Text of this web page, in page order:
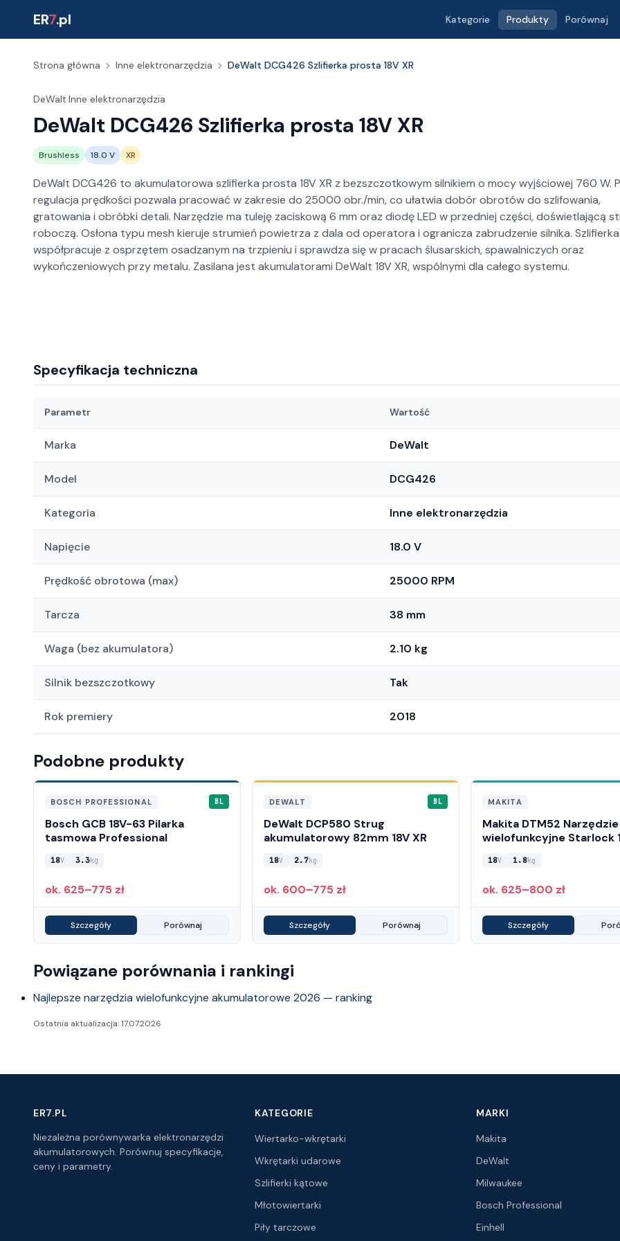
ER7.pl Kategorie Produkty Porównaj
Strona główna Inne elektronarzędzia DeWalt DCG426 Szlifierka prosta 18V XR
DeWalt·Inne elektronarzędzia
DeWalt DCG426 Szlifierka prosta 18V XR
Brushless 18.0 V XR
DeWalt DCG426 to akumulatorowa szlifierka prosta 18V XR z bezszczotkowym silnikiem o mocy wyjściowej 760 W.
regulacja prędkości pozwala pracować w zakresie do 25000 obr./min, co ułatwia dobór obrotów do szlifowania,
gratowania i obróbki detali. Narzędzie ma tuleję zaciskową 6 mm oraz diodę LED w przedniej części, doświetlającą
roboczą. Osłona typu mesh kieruje strumień powietrza z dala od operatora i ogranicza zabrudzenie silnika. Szlifierka
współpracuje z osprzętem osadzanym na trzpieniu i sprawdza się w pracach ślusarskich, spawalniczych oraz
wykończeniowych przy metalu. Zasilana jest akumulatorami DeWalt 18V XR, wspólnymi dla całego systemu.
Specyfikacja techniczna
Parametr Wartość
Marka DeWalt
Model DCG426
Kategoria Inne elektronarzędzia
Napięcie 18.0 V
Prędkość obrotowa (max) 25000 RPM
Tarcza 38 mm
Waga (bez akumulatora) 2.10 kg
Silnik bezszczotkowy Tak
Rok premiery 2018
Podobne produkty
BOSCH PROFESSIONAL BL
Bosch GCB 18V-63 Pilarka
tasmowa Professional
18V 3.3kg
ok. 625–775 zł
Szczegóły Porównaj
DEWALT BL
DeWalt DCP580 Strug
akumulatorowy 82mm 18V XR
18V 2.7kg
ok. 600–775 zł
Szczegóły Porównaj
MAKITA
Makita DTM52 Narzędzie
wielofunkcyjne Starlock
18V 1.8kg
ok. 625–800 zł
Szczegóły
Powiązane porównania i rankingi
Najlepsze narzędzia wielofunkcyjne akumulatorowe 2026 — ranking
Ostatnia aktualizacja: 17.07.2026
ER7.PL
Niezależna porównywarka elektronarzędzi
akumulatorowych. Porównuj specyfikacje,
ceny i parametry.
KATEGORIE
Wiertarko-wkrętarki
Wkrętarki udarowe
Szlifierki kątowe
Młotowiertarki
Piły tarczowe
MARKI
Makita
DeWalt
Milwaukee
Bosch Professional
Einhell